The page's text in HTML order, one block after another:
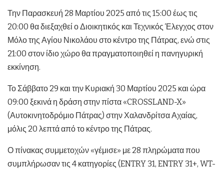
Την Παρασκευή 28 Μαρτίου 2025 από τις 15:00 έως τις
20:00 θα διεξαχθεί ο Διοικητικός και Τεχνικός Έλεγχος στον
Μόλο της Αγίου Νικολάου στο κέντρο της Πάτρας, ενώ στις
21:00 στον ίδιο χώρο θα πραγματοποιηθεί η πανηγυρική
εκκίνηση.
Το Σάββατο 29 και την Κυριακή 30 Μαρτίου 2025 και ώρα
09:00 ξεκινά η δράση στην πίστα «CROSSLAND-X»
(Αυτοκινητοδρόμιο Πάτρας) στην Χαλανδρίτσα Αχαίας,
μόλις 20 λεπτά από το κέντρο της Πάτρας.
Ο πίνακας συμμετοχών «γέμισε» με 28 πληρώματα που
συμπλήρωσαν τις 4 κατηγορίες (ENTRY 31, ENTRY 31+, WT-